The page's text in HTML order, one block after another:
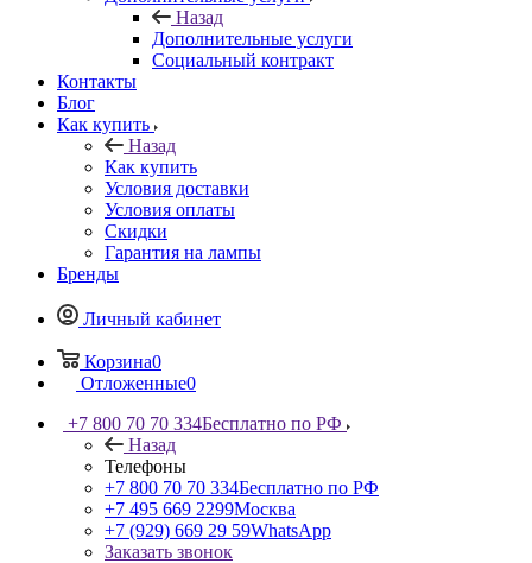
Назад
Дополнительные услуги
Социальный контракт
Контакты
Блог
Как купить
Назад
Как купить
Условия доставки
Условия оплаты
Скидки
Гарантия на лампы
Бренды
Личный кабинет
Корзина0
Отложенные0
+7 800 70 70 334Бесплатно по РФ
Назад
Телефоны
+7 800 70 70 334Бесплатно по РФ
+7 495 669 2299Москва
+7 (929) 669 29 59WhatsApp
Заказать звонок